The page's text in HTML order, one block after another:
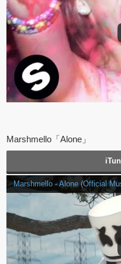
Marshmello「Alone」
Marshmello - Alone (Official